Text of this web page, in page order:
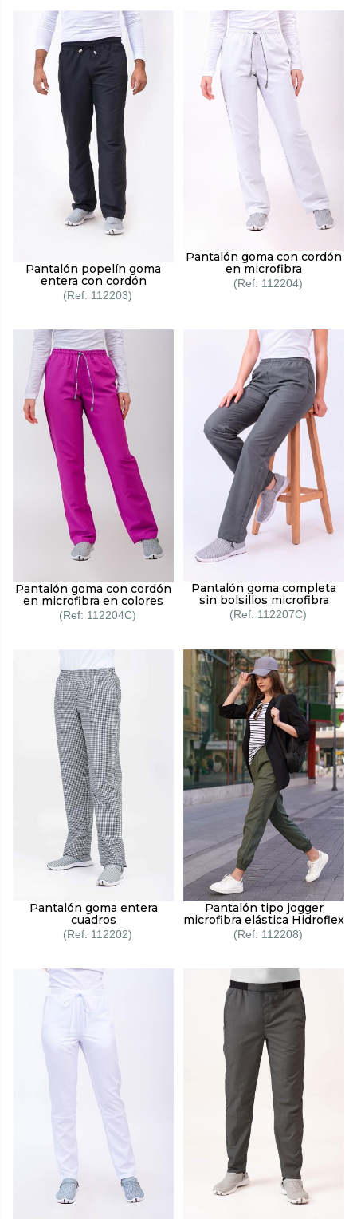
Pantalón popelín goma
entera con cordón
112203
Pantalón goma con cordón
en microfibra
112204
Pantalón goma con cordón
en microfibra en colores
112204C
Pantalón goma completa
sin bolsillos microfibra
112207C
Pantalón goma entera
cuadros
112202
Pantalón tipo jogger
microfibra elástica Hidroflex
112208